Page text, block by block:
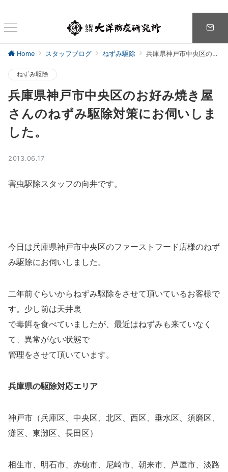
Home スタッフブログ ねずみ駆除 兵庫県神戸市中央区のお好み焼き屋さんのねずみ駆除対策にお伺いしました。
ねずみ駆除
兵庫県神戸市中央区のお好み焼き屋
さんのねずみ駆除対策にお伺いしま
した。
2013.06.17
害虫駆除スタッフの向井です。
今日は兵庫県神戸市中央区のファーストフード店様のねず
み駆除にお伺いしました。
二年前ぐらいからねずみ駆除をさせて頂いているお客様で
す。少し前は天井裏
で毒餌を食べていましたが、最近はねずみも来ていなく
て、異常がない状態で
管理をさせて頂いています。
兵庫県の駆除対応エリア
神戸市（兵庫区、中央区、北区、西区、垂水区、須磨区、
灘区、東灘区、長田区）
相生市、明石市、赤穂市、尼崎市、朝来市、芦屋市、淡路